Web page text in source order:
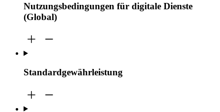
Nutzungsbedingungen für digitale Dienste
(Global)
Standardgewährleistung